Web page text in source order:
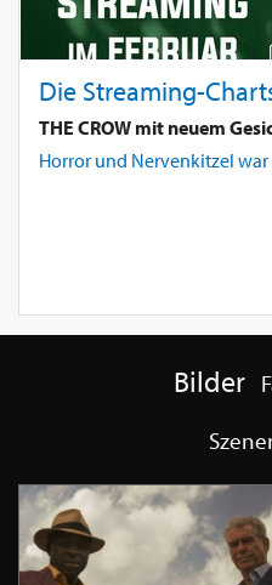
Die Streaming-
THE CROW mit neuem
Horror und Nervenkitzel
Bilder